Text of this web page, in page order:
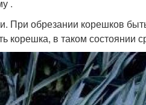
.
При обрезании корешков
корешка, в таком состоянии